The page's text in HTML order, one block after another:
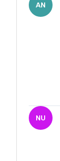
AN
NU